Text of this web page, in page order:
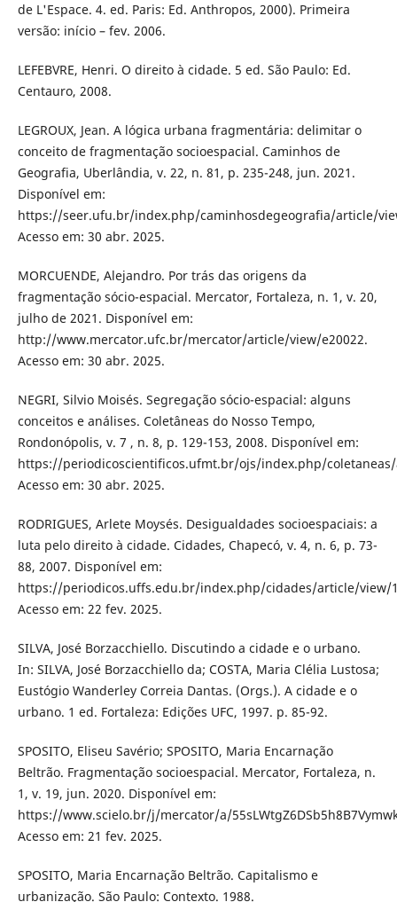
de L'Espace. 4. ed. Paris: Ed. Anthropos, 2000). Primeira
versão: início – fev. 2006.
LEFEBVRE, Henri. O direito à cidade. 5 ed. São Paulo: Ed.
Centauro, 2008.
LEGROUX, Jean. A lógica urbana fragmentária: delimitar o
conceito de fragmentação socioespacial. Caminhos de
Geografia, Uberlândia, v. 22, n. 81, p. 235-248, jun. 2021.
Disponível em:
https://seer.ufu.br/index.php/caminhosdegeografia/article/
Acesso em: 30 abr. 2025.
MORCUENDE, Alejandro. Por trás das origens da
fragmentação sócio-espacial. Mercator, Fortaleza, n. 1, v. 20,
julho de 2021. Disponível em:
http://www.mercator.ufc.br/mercator/article/view/e20022.
Acesso em: 30 abr. 2025.
NEGRI, Silvio Moisés. Segregação sócio-espacial: alguns
conceitos e análises. Coletâneas do Nosso Tempo,
Rondonópolis, v. 7 , n. 8, p. 129-153, 2008. Disponível em:
https://periodicoscientificos.ufmt.br/ojs/index.php/
Acesso em: 30 abr. 2025.
RODRIGUES, Arlete Moysés. Desigualdades socioespaciais: a
luta pelo direito à cidade. Cidades, Chapecó, v. 4, n. 6, p. 73-
88, 2007. Disponível em:
https://periodicos.uffs.edu.br/index.php/cidades/article/view/
Acesso em: 22 fev. 2025.
SILVA, José Borzacchiello. Discutindo a cidade e o urbano.
In: SILVA, José Borzacchiello da; COSTA, Maria Clélia Lustosa;
Eustógio Wanderley Correia Dantas. (Orgs.). A cidade e o
urbano. 1 ed. Fortaleza: Edições UFC, 1997. p. 85-92.
SPOSITO, Eliseu Savério; SPOSITO, Maria Encarnação
Beltrão. Fragmentação socioespacial. Mercator, Fortaleza, n.
1, v. 19, jun. 2020. Disponível em:
https://www.scielo.br/j/mercator/a/
Acesso em: 21 fev. 2025.
SPOSITO, Maria Encarnação Beltrão. Capitalismo e
urbanização. São Paulo: Contexto. 1988.